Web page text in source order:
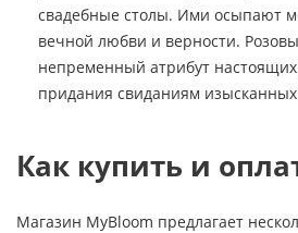
свадебные столы. Ими осыпают
вечной любви и верности.
непременный атрибут
придания свиданиям изысканных
Как купить и
Магазин MyBloom предлагает